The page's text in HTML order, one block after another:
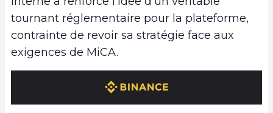
tournant réglementaire pour la plateforme,
contrainte de revoir sa stratégie face aux
exigences de MiCA.